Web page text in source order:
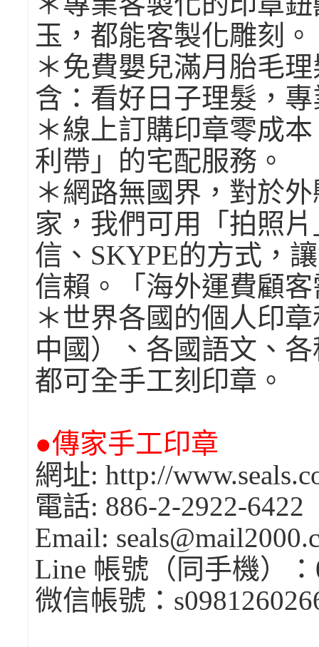
玉，都能客製化雕刻。
＊免費嬰兒滿月胎毛
含：看好日子理髮，
＊線上訂購印章零成
利帶」的宅配服務。
＊網路無國界，對於
家，我們可用「拍照
信、SKYPE的方式，
信賴。「海外運費顧
＊世界各國的個人印
中國）、各國語文、
都可全手工刻印章。
●傳家手工印章
網址: http://
電話: 886-2-2922-6422
Email:
Line 帳號（同手機
微信帳號：